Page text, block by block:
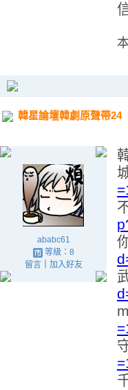
韓星論壇韓劇原聲帶24
ababc61
等級：8
留言｜ 加入好友